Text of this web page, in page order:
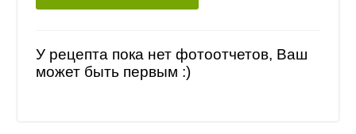
У рецепта пока нет фотоотчетов, Ваш
может быть первым :)